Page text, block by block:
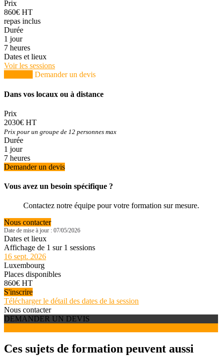
Prix
860€ HT
repas inclus
Durée
1 jour
7 heures
Dates et lieux
Voir les sessions
Demander un devis
Dans vos locaux ou à distance
Prix
2030€ HT
Prix pour un groupe de 12 personnes max
Durée
1 jour
7 heures
Demander un devis
Vous avez un besoin spécifique ?
Contactez notre équipe pour votre formation sur mesure.
Nous contacter
Date de mise à jour : 07/05/2026
Dates et lieux
Affichage de 1 sur 1 sessions
16 sept. 2026
Luxembourg
Places disponibles
860€ HT
S'inscrire
Télécharger le détail des dates de la session
Nous contacter
DEMANDER UN DEVIS
Ces sujets de formation peuvent aussi